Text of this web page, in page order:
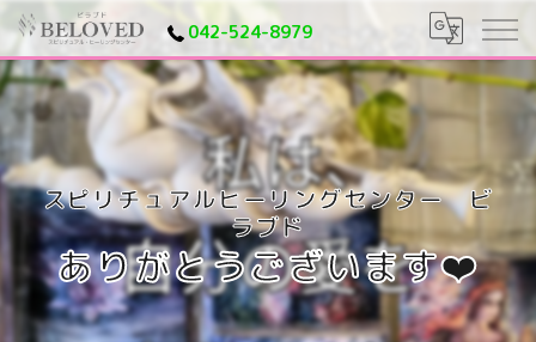
042-524-8979
ありがとうございます❤️